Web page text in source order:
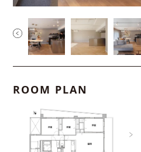
ROOM PLAN